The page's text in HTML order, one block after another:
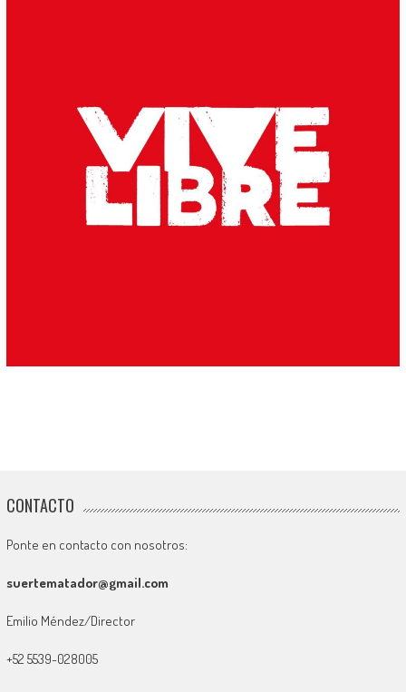
CONTACTO
Ponte en contacto con nosotros:
suertematador@gmail.com
Emilio Méndez/Director
+52 5539-028005